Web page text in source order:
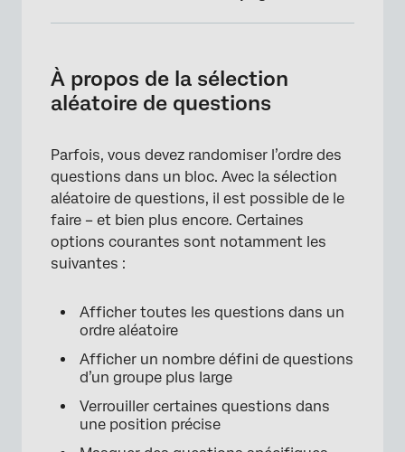
Configurer la sélection aléatoire de
questions
Options de randomisation
Randomisation avancée
Données de randomisation
Sélection aléatoire de questions dans
différents types de projets
À propos de la sélection
aléatoire de questions
Parfois, vous devez randomiser l’ordre des
questions dans un bloc. Avec la sélection
aléatoire de questions, il est possible de le
faire – et bien plus encore. Certaines
options courantes sont notamment les
suivantes :
Afficher toutes les questions dans un
ordre aléatoire
Afficher un nombre défini de questions
d’un groupe plus large
Verrouiller certaines questions dans
une position précise